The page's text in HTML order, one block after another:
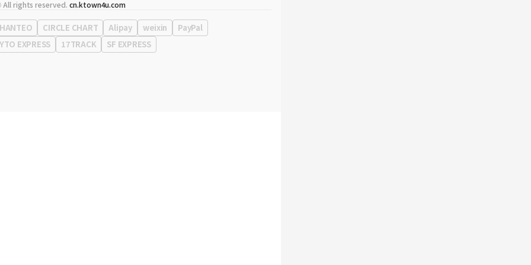
执照 120-87-71116
地址 首尔特别市 江南区 岭东大路 513号 3楼 （三成洞， coex)
rights reserved. cn.ktown4u.com
HANTEO CIRCLE CHART Alipay weixin
PayPal
YTO EXPRESS
17TRACK SF EXPRESS